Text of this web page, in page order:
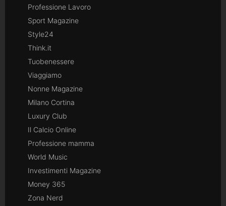
Professione Lavoro
Sport Magazine
Style24
Think.it
Tuobenessere
Viaggiamo
Nonne Magazine
Milano Cortina
Luxury Club
Il Calcio Online
Professione mamma
World Music
Investimenti Magazine
Money 365
Zona Nerd